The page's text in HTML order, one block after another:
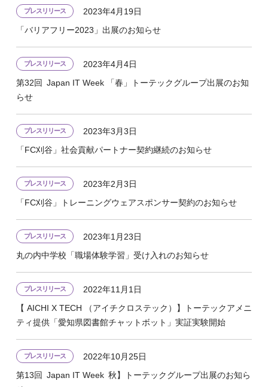
プレスリリース
2023年4月19日
「バリアフリー2023」出展のお知らせ
プレスリリース
2023年4月4日
第32回 Japan IT Week 「春」トーテックグループ出展のお知
らせ
プレスリリース
2023年3月3日
「FC刈谷」社会貢献パートナー契約継続のお知らせ
プレスリリース
2023年2月3日
「FC刈谷」トレーニングウェアスポンサー契約のお知らせ
プレスリリース
2023年1月23日
丸の内中学校「職場体験学習」受け入れのお知らせ
プレスリリース
2022年11月1日
【 AICHI X TECH （アイチクロステック）】トーテックアメニ
ティ提供「愛知県図書館チャットボット」実証実験開始
プレスリリース
2022年10月25日
第13回 Japan IT Week 秋】トーテックグループ出展のお知ら